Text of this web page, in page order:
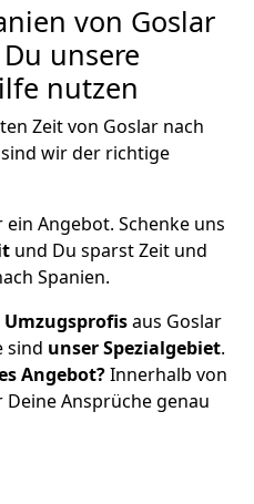
von Goslar
unsere
nutzen
Zeit von Goslar nach
wir der richtige
Angebot. Schenke uns
und Du sparst Zeit und
Spanien.
Umzugsprofisaus Goslar
sind unser Spezialgebiet.
Angebot?Innerhalb von
Ansprüche genau